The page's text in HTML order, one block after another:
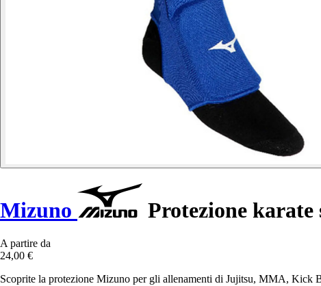
Mizuno Protezione
A partire da
24,00 €
Scoprite la protezione Mizuno per gli allenamenti di Jujitsu, MMA, Kick